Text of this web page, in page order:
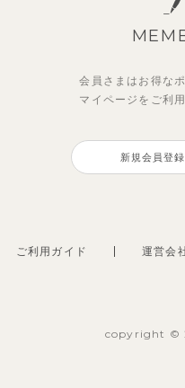
会員さまはお得な
マイページを ご利
新規会員登
ご利用ガイド 運営会
copyright ©